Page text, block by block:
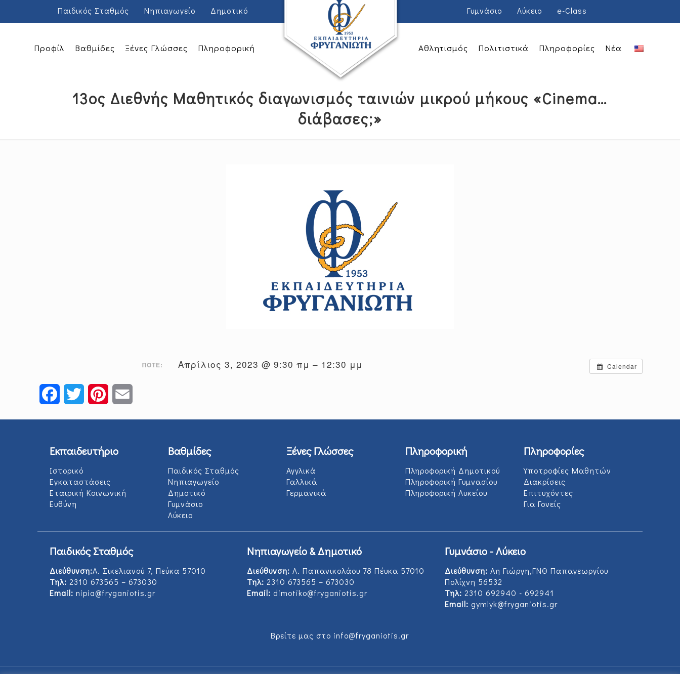
Παιδικός Σταθμός Νηπιαγωγείο Δημοτικό Γυμνάσιο Λύκειο e-Class
Προφίλ Βαθμίδες Ξένες Γλώσσες Πληροφορική Αθλητισμός Πολιτιστικά Πληροφορίες Νέα
13ος Διεθνής Μαθητικός διαγωνισμός ταινιών μικρού μήκους «Cinema…
διάβασες;»
Calendar
ΠΌΤΕ: Απρίλιος 3, 2023 @ 9:30 πμ – 12:30 μμ
FacebookTwitter Pinterest
Εκπαιδευτήριο
Ιστορικό
Εγκαταστάσεις
Εταιρική Κοινωνική
Ευθύνη
Βαθμίδες
Παιδικός Σταθμός
Νηπιαγωγείο
Δημοτικό
Γυμνάσιο
Λύκειο
Ξένες Γλώσσες
Αγγλικά
Γαλλικά
Γερμανικά
Πληροφορική
Πληροφορική Δημοτικού
Πληροφορική Γυμνασίου
Πληροφορική Λυκείου
Πληροφορίες
Υποτροφίες Μαθητών
Διακρίσεις
Επιτυχόντες
Για Γονείς
Παιδικός Σταθμός
Διεύθυνση:Α. Σικελιανού 7, Πεύκα 57010
Τηλ: 2310 673565 – 673030
Email: nipia@fryganiotis.gr
Νηπιαγωγείο & Δημοτικό
Διεύθυνση: Λ. Παπανικολάου 78 Πέυκα 57010
Τηλ: 2310 673565 – 673030
Email: dimotiko@fryganiotis.gr
Γυμνάσιο - Λύκειο
Διεύθυνση: Αη Γιώργη,ΓΝΘ Παπαγεωργίου
Πολίχνη 56532
Τηλ: 2310 692940 - 692941
Email: gymlyk@fryganiotis.gr
Βρείτε μας στο info@fryganiotis.gr